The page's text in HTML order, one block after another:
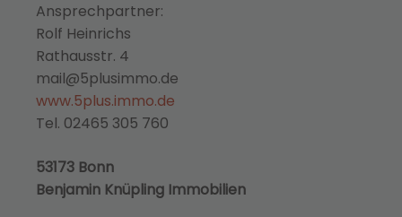
Ansprechpartner:
Rolf Heinrichs
Rathausstr. 4
mail@5plusimmo.de
www.5plus.immo.de
Tel. 02465 305 760
53173 Bonn
Benjamin Knüpling Immobilien